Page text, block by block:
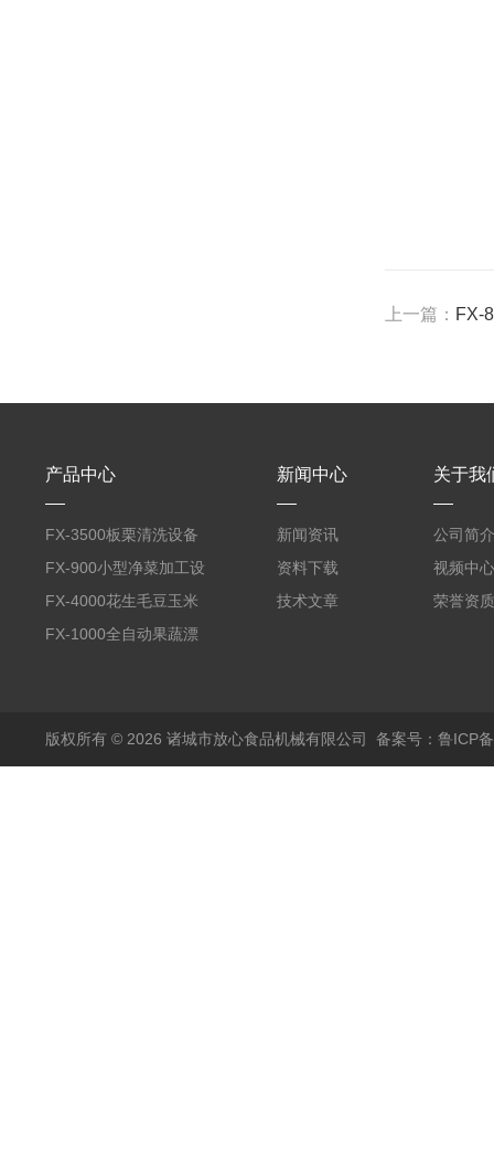
上一篇： FX-
产品中心
FX-3500板栗清洗设备
全自动气泡清洗机
FX-900小型净菜加工设
备野菜清洗机
FX-4000花生毛豆玉米
蒸煮漂烫机
FX-1000全自动果蔬漂
新闻中心
新闻资讯
资料下载
技术文章
关于我
公司简介
视频中心
荣誉资质
版权所有 © 2026 诸城市放心食品机械有限公司 备案号：鲁ICP